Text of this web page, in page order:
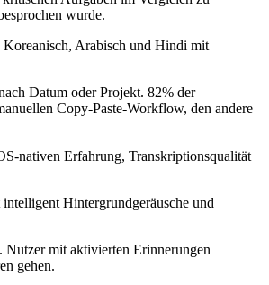
wurde.
Koreanisch, Arabisch und Hindi mit
Datum oder Projekt. 82% der
Copy-Paste-Workflow, den andere
nativen Erfahrung, Transkriptionsqualität
Hintergrundgeräusche und
Nutzer mit aktivierten Erinnerungen
gehen.